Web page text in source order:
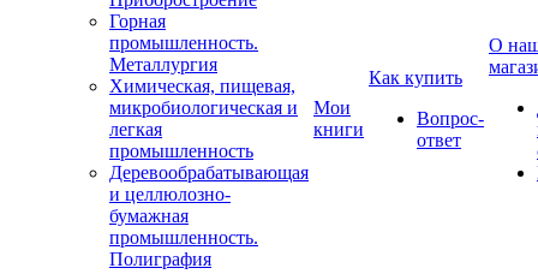
Горная
промышленность.
Металлургия
Химическая, пищевая,
микробиологическая и
легкая
промышленность
Деревообрабатывающая
и целлюлозно-
бумажная
промышленность.
Полиграфия
Мои
книги
Как купить
Вопрос-
ответ
О